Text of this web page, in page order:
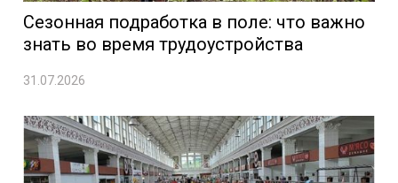
Сезонная подработка в поле: что важно
знать во время трудоустройства
31.07.2026